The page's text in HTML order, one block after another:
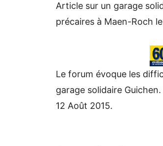
Article sur un garage
précaires à Maen-Roch
Le forum évoque les
garage solidaire
12 Août 2015.